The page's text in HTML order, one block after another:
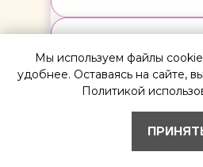
Некондиция,
Совет старейшин
Мы используем файлы
удобнее. Оставаясь на сайте,
Политикой